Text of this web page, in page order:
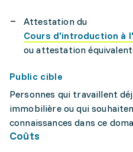
Attestation du
Cours d'introduction à
ou attestation
Public cible
Personnes qui travaillent
immobilière ou qui
connaissances dans ce
Coûts